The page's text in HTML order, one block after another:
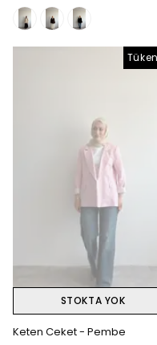
STOKTA YOK
Keten Ceket - Pembe